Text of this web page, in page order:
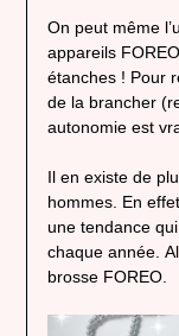
On peut même
appareils
étanches ! Pour
de la brancher
autonomie est
Il en existe de
hommes. En
une tendance
chaque année.
brosse FOREO.